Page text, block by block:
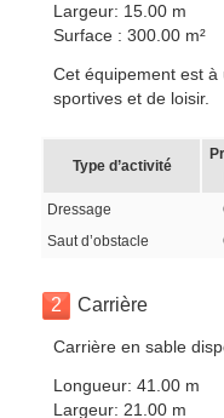
Largeur: 15.00 m
Surface : 300.00 m²
Cet équipement est
sportives et de loisir.
Type d’activité
Dressage
Saut d’obstacle
2 Carrière
Carrière en sable
Longueur: 41.00 m
Largeur: 21.00 m